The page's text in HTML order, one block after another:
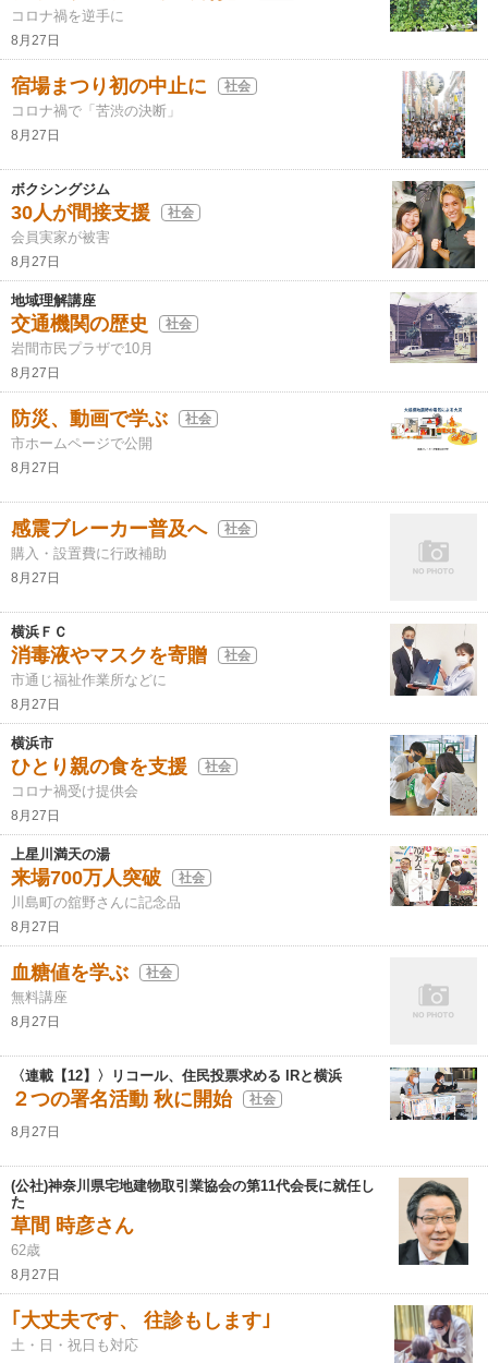
コロナ禍を逆手に
8月27日
宿場まつり初の中止に 社会
コロナ禍で「苦渋の決断」
8月27日
ボクシングジム
30人が間接支援 社会
会員実家が被害
8月27日
地域理解講座
交通機関の歴史 社会
岩間市民プラザで10月
8月27日
防災、動画で学ぶ 社会
市ホームページで公開
8月27日
感震ブレーカー普及へ 社会
購入・設置費に行政補助
8月27日
横浜ＦＣ
消毒液やマスクを寄贈 社会
市通じ福祉作業所などに
8月27日
横浜市
ひとり親の食を支援 社会
コロナ禍受け提供会
8月27日
上星川満天の湯
来場700万人突破 社会
川島町の舘野さんに記念品
8月27日
血糖値を学ぶ 社会
無料講座
8月27日
〈連載【12】〉リコール、住民投票求める IRと横浜
２つの署名活動 秋に開始 社会
8月27日
(公社)神奈川県宅地建物取引業協会の第11代会長に就任し
た
草間 時彦さん
62歳
8月27日
｢大丈夫です、 往診もします｣
土・日・祝日も対応